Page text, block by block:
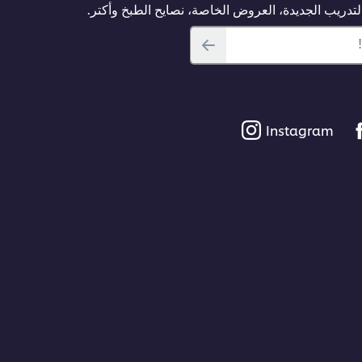
الجديدة، العروض الخاصة، نصايح الطبخ وأكتر.
Instagram